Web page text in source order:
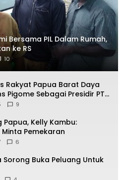
Bersama PIL Dalam Rumah,
ke RS
10
Rakyat Papua Barat Daya
Pigome Sebagai Presidir PT
9
Papua, Kelly Kambu:
Pemekaran
6
Sorong Buka Peluang Untuk